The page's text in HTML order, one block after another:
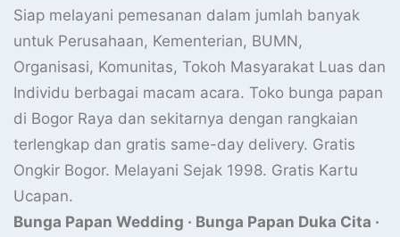
Siap melayani pemesanan dalam jumlah banyak
untuk Perusahaan, Kementerian, BUMN,
Organisasi, Komunitas, Tokoh Masyarakat Luas dan
Individu berbagai macam acara. Toko bunga papan
di Bogor Raya dan sekitarnya dengan rangkaian
terlengkap dan gratis same-day delivery. Gratis
Ongkir Bogor. Melayani Sejak 1998. Gratis Kartu
Ucapan.
Bunga Papan Wedding · ‎Bunga Papan Duka Cita ·